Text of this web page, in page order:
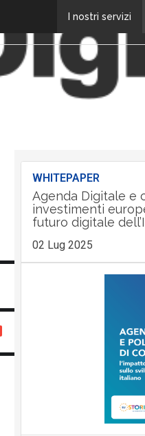
I nostri servizi
WHITEPAPER
Agenda Digitale e
investimenti
futuro digitale
02 Lug 2025